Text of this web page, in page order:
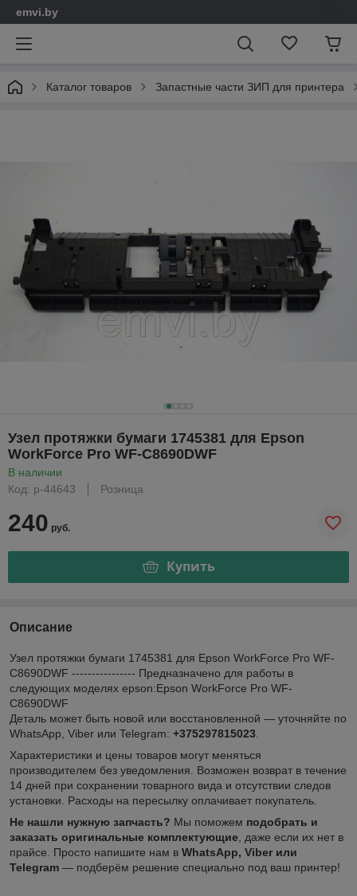
emvi.by
Каталог товаров Запастные части ЗИП для принтера
Узел протяжки бумаги 1745381 для Epson
WorkForce Pro WF-C8690DWF
В наличии
Код: р-44643
Розница
240 руб.
Купить
Описание
Узел протяжки бумаги 1745381 для Epson WorkForce Pro WF-
C8690DWF ---------------- Предназначено для работы в
следующих моделях epson:Epson WorkForce Pro WF-
C8690DWF
Деталь может быть новой или восстановленной — уточняйте по
WhatsApp, Viber или Telegram: +375297815023
Характеристики и цены товаров могут меняться
производителем без уведомления. Возможен возврат в течение
14 дней при сохранении товарного вида и отсутствии следов
установки. Расходы на пересылку оплачивает покупатель.
Не нашли нужную запчасть? Мы поможем подобрать и
заказать оригинальные комплектующие , даже если их нет в
прайсе. Просто напишите нам в WhatsApp, Viber или
Telegram — подберём решение специально под ваш принтер!